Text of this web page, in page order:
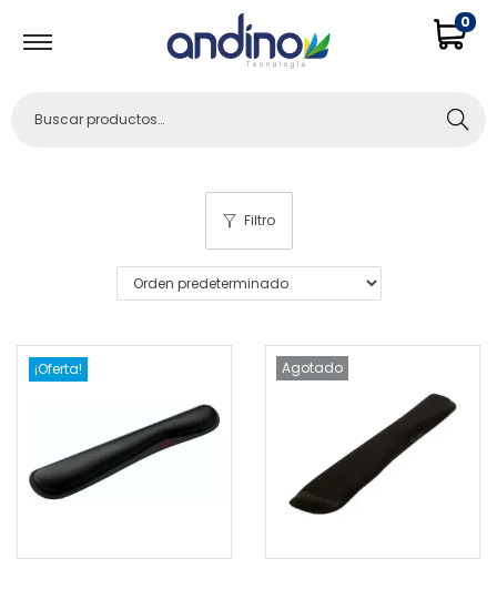
0
Buscar
Filtro
¡Oferta! Agotado